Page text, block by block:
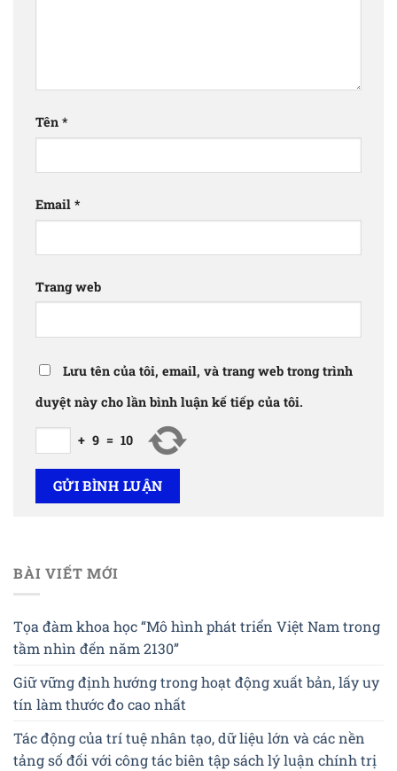
Tên *
Email *
Trang web
Lưu tên của tôi, email, và trang web trong trình
duyệt này cho lần bình luận kế tiếp của tôi.
+ 9 = 10
BÀI VIẾT MỚI
Tọa đàm khoa học “Mô hình phát triển Việt Nam trong
tầm nhìn đến năm 2130”
Giữ vững định hướng trong hoạt động xuất bản, lấy uy
tín làm thước đo cao nhất
Tác động của trí tuệ nhân tạo, dữ liệu lớn và các nền
tảng số đối với công tác biên tập sách lý luận chính trị